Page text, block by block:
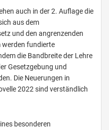
auch in der 2. Auflage die
aus dem
und den angrenzenden
werden fundierte
die Bandbreite der Lehre
Gesetzgebung und
Die Neuerungen in
2022 sind verständlich
besonderen